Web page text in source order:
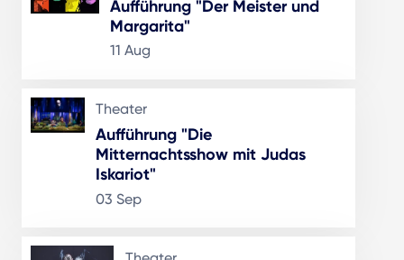
Aufführung "Der Meister und
Margarita"
11 Aug
Theater
Aufführung "Die
Mitternachtsshow mit Judas
Iskariot"
03 Sep